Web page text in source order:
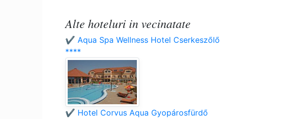
Alte hoteluri in vecinatate
✔️ Aqua Spa Wellness Hotel Cserkeszőlő
****
✔️ Hotel Corvus Aqua Gyopárosfürdő